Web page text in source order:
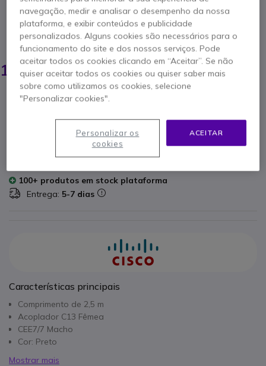
Referência produto: CICORD // Referência de fabricante: CP-PWR-CORD-
Potência e Confiabilidade em um Cabo de
Energia
12,05 €
11,95 € s/iva- 14,70 € Iva Incl.
Qtd
ADICIONAR AO CARRINHO
ORÇAMENTO EM 4 HORAS
100+ produtos em stock plataforma
Entrega: 5-7 dias
Características principais
Comprimento de 2,5 m
Acoplador C13 Fêmea
CEE7/7 Macho
Cor: Preto
Mostrar mais
navegação, medir e analisar o desempenho da nossa
plataforma, e exibir conteúdos e publicidade
personalizados. Alguns cookies são necessários para o
funcionamento do site e dos nossos serviços. Pode
aceitar todos os cookies clicando em “Aceitar”. Se não
quiser aceitar todos os cookies ou quiser saber mais
sobre como utilizamos os cookies, selecione
"Personalizar cookies".
ACEITAR
Personalizar os
cookies